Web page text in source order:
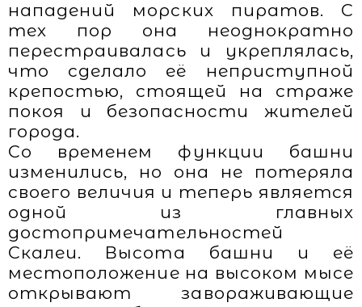
нападений морских пиратов. С
тех пор она неоднократно
перестраивалась и укреплялась,
что сделало её неприступной
крепостью, стоящей на страже
покоя и безопасности жителей
города.
Со временем функции башни
изменились, но она не потеряла
своего величия и теперь является
одной из главных
достопримечательностей
Скалеи. Высота башни и её
местоположение на высоком мысе
открывают завораживающие